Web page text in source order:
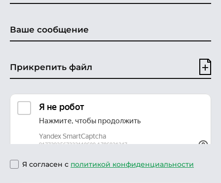
Прикрепить файл
Я согласен с политикой конфиденциальности